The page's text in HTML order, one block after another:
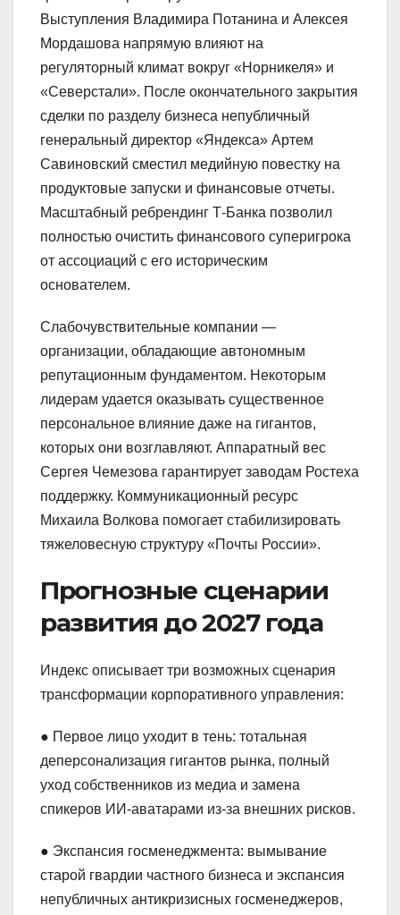
Выступления Владимира Потанина и Алексея
Мордашова напрямую влияют на
регуляторный климат вокруг «Норникеля» и
«Северстали». После окончательного закрытия
сделки по разделу бизнеса непубличный
генеральный директор «Яндекса» Артем
Савиновский сместил медийную повестку на
продуктовые запуски и финансовые отчеты.
Масштабный ребрендинг Т-Банка позволил
полностью очистить финансового суперигрока
от ассоциаций с его историческим
основателем.
Слабочувствительные компании —
организации, обладающие автономным
репутационным фундаментом. Некоторым
лидерам удается оказывать существенное
персональное влияние даже на гигантов,
которых они возглавляют. Аппаратный вес
Сергея Чемезова гарантирует заводам Ростеха
поддержку. Коммуникационный ресурс
Михаила Волкова помогает стабилизировать
тяжеловесную структуру «Почты России».
Прогнозные сценарии
развития до 2027 года
Индекс описывает три возможных сценария
трансформации корпоративного управления:
● Первое лицо уходит в тень: тотальная
деперсонализация гигантов рынка, полный
уход собственников из медиа и замена
спикеров ИИ-аватарами из-за внешних рисков.
● Экспансия госменеджмента: вымывание
старой гвардии частного бизнеса и экспансия
непубличных антикризисных госменеджеров,